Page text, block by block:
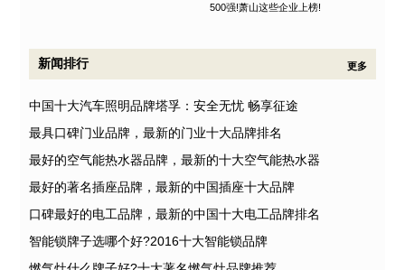
500强!萧山这些企业上榜!
新闻排行 更多
中国十大汽车照明品牌塔孚：安全无忧 畅享征途
最具口碑门业品牌，最新的门业十大品牌排名
最好的空气能热水器品牌，最新的十大空气能热水器
最好的著名插座品牌，最新的中国插座十大品牌
口碑最好的电工品牌，最新的中国十大电工品牌排名
智能锁牌子选哪个好?2016十大智能锁品牌